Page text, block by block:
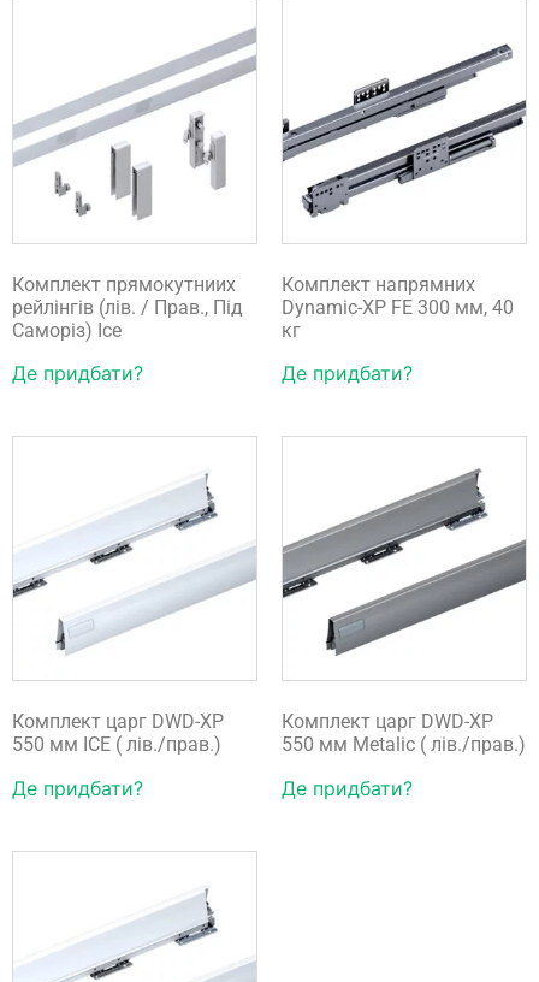
Комплект прямокутниих
рейлінгів (лів. / Прав., Під
Саморіз) Ice
Де придбати?
Комплект напрямних
Dynamic-XP FE 300 мм, 40
кг
Де придбати?
Комплект царг DWD-XP
550 мм ICE ( лів./прав.)
Де придбати?
Комплект царг DWD-XP
550 мм Metalic ( лів./прав.)
Де придбати?